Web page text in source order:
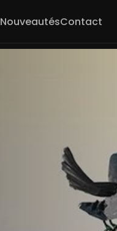
NouveautésContact